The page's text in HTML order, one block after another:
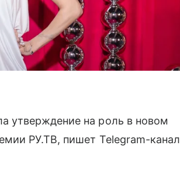
утверждение на роль в новом
РУ.ТВ, пишет Telegram-канал